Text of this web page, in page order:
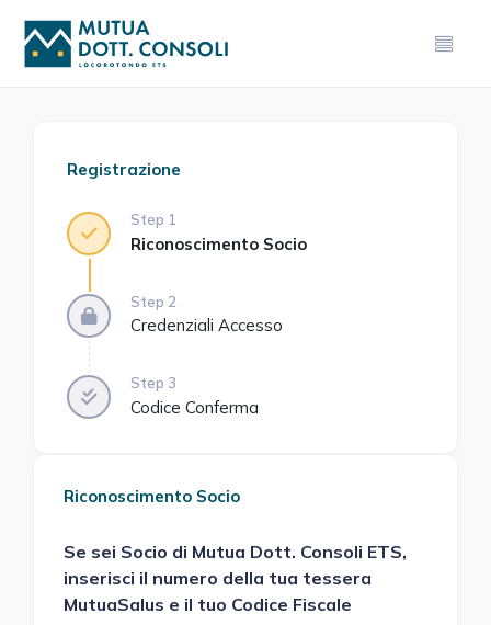
Registrazione
Step 1
Riconoscimento Socio
Step 2
Credenziali Accesso
Step 3
Codice Conferma
Riconoscimento Socio
Se sei Socio di Mutua Dott. Consoli ETS,
inserisci il numero della tua tessera
MutuaSalus e il tuo Codice Fiscale